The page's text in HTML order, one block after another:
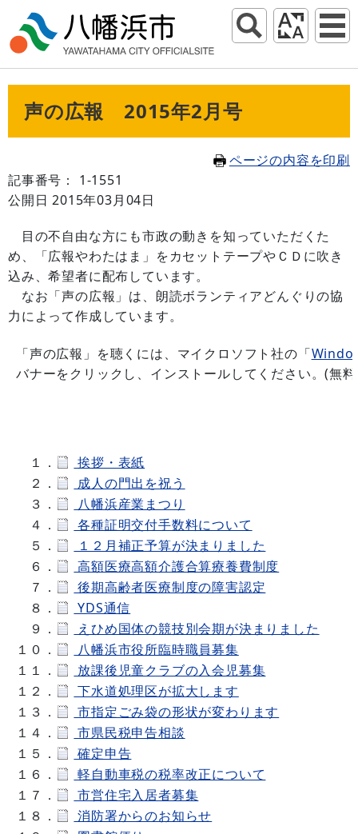
声の広報 2015年2月号
ページの内容を印刷
記事番号： 1-1551
公開日 2015年03月04日
目の不自由な方にも市政の動きを知っていただくた
め、「広報やわたはま」をカセットテープやＣＤに吹き
込み、希望者に配布しています。
なお「声の広報」は、朗読ボランティアどんぐりの協
力によって作成しています。
「声の広報」を聴くには、マイクロソフト社の「
バナーをクリックし、インストールしてください。(無
１．
挨拶・表紙
２．
成人の門出を祝う
３．
八幡浜産業まつり
４．
各種証明交付手数料について
５．
１２月補正予算が決まりました
６．
高額医療高額介護合算療養費制度
７．
後期高齢者医療制度の障害認定
８．
YDS通信
９．
えひめ国体の競技別会期が決まりました
１０．
八幡浜市役所臨時職員募集
１１．
放課後児童クラブの入会児募集
１２．
下水道処理区が拡大します
１３．
市指定ごみ袋の形状が変わります
１４．
市県民税申告相談
１５．
確定申告
１６．
軽自動車税の税率改正について
１７．
市営住宅入居者募集
１８．
消防署からのお知らせ